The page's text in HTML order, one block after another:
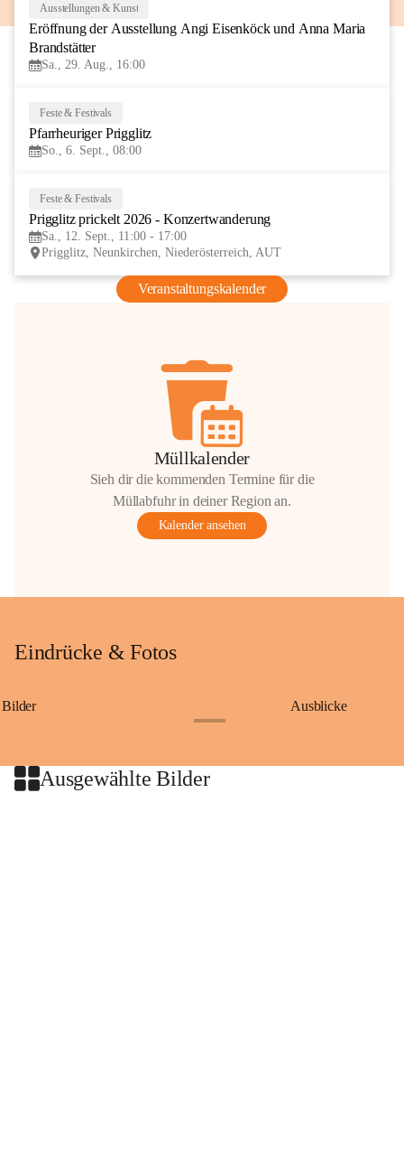
AUG
Ausstellungen & Kunst
Eröffnung der Ausstellung Angi Eisenköck und Anna Maria
Brandstätter
Sa., 29. Aug., 16:00
Feste & Festivals
Pfarrheuriger Prigglitz
So., 6. Sept., 08:00
Feste & Festivals
Prigglitz prickelt 2026 - Konzertwanderung
Sa., 12. Sept., 11:00 - 17:00
Prigglitz, Neunkirchen, Niederösterreich, AUT
Veranstaltungskalender
Müllkalender
Sieh dir die kommenden Termine für die
Müllabfuhr in deiner Region an.
Kalender ansehen
Eindrücke & Fotos
Bilder Ausblicke
Ausgewählte Bilder